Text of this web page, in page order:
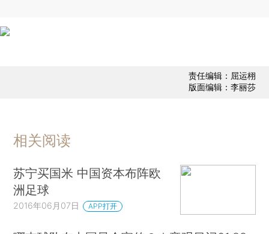
责任编辑：屈运栩
版面编辑：李丽莎
相关阅读
苏宁买国米 中国资本布阵欧
洲足球
2016年06月07日 APP打开